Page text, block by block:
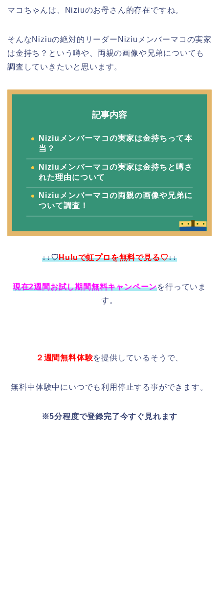
マコちゃんは、Niziuのお母さん的存在ですね。
そんなNiziuの絶対的リーダーNiziuメンバーマコの実家
は金持ち？という噂や、両親の画像や兄弟についても
調査していきたいと思います。
記事内容
Niziuメンバーマコの実家は金持ちって本
当？
Niziuメンバーマコの実家は金持ちと噂さ
れた理由について
Niziuメンバーマコの両親の画像や兄弟に
ついて調査！
↓↓♡Huluで虹プロを無料で見る♡↓↓
現在2週間お試し期間無料キャンペーンを行っていま
す。
２週間無料体験を提供しているそうで、
無料中体験中にいつでも利用停止する事ができます。
※5分程度で登録完了今すぐ見れます